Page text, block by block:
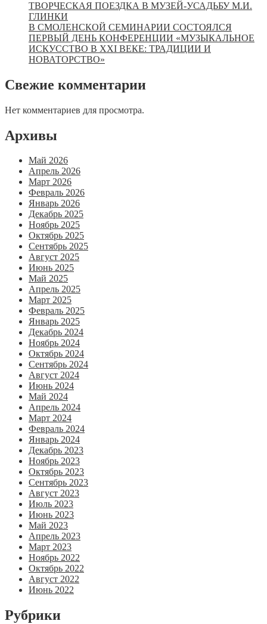
ТВОРЧЕСКАЯ ПОЕЗДКА В МУЗЕЙ-УСАДЬБУ М.И.
ГЛИНКИ
В СМОЛЕНСКОЙ СЕМИНАРИИ СОСТОЯЛСЯ
ПЕРВЫЙ ДЕНЬ КОНФЕРЕНЦИИ «МУЗЫКАЛЬНОЕ
ИСКУССТВО В XXI ВЕКЕ: ТРАДИЦИИ И
НОВАТОРСТВО»
Свежие комментарии
Нет комментариев для просмотра.
Архивы
Май 2026
Апрель 2026
Март 2026
Февраль 2026
Январь 2026
Декабрь 2025
Ноябрь 2025
Октябрь 2025
Сентябрь 2025
Август 2025
Июнь 2025
Май 2025
Апрель 2025
Март 2025
Февраль 2025
Январь 2025
Декабрь 2024
Ноябрь 2024
Октябрь 2024
Сентябрь 2024
Август 2024
Июнь 2024
Май 2024
Апрель 2024
Март 2024
Февраль 2024
Январь 2024
Декабрь 2023
Ноябрь 2023
Октябрь 2023
Сентябрь 2023
Август 2023
Июль 2023
Июнь 2023
Май 2023
Апрель 2023
Март 2023
Ноябрь 2022
Октябрь 2022
Август 2022
Июнь 2022
Рубрики